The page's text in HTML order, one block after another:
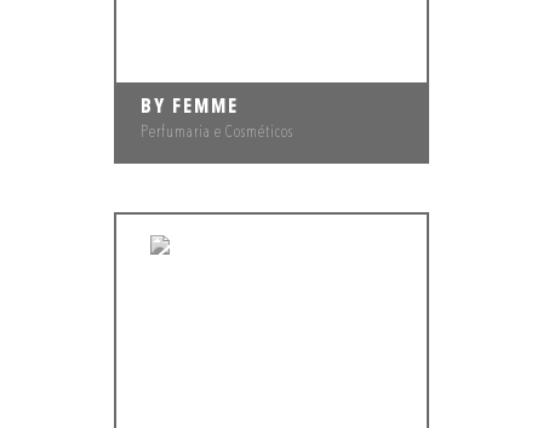
BY FEMME
Perfumaria e Cosméticos